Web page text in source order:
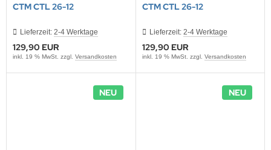
CTM CTL 26-12
Lieferzeit: 2-4 Werktage
129,90 EUR
inkl. 19 % MwSt. zzgl. Versandkosten
CTM CTL 26-12
Lieferzeit: 2-4 Werktage
129,90 EUR
inkl. 19 % MwSt. zzgl. Versandkosten
NEU NEU